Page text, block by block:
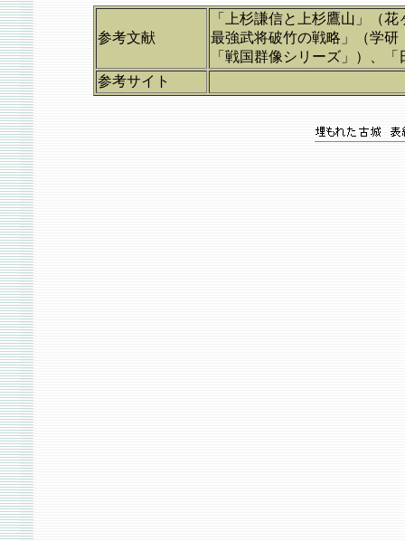
参考文献
「上杉謙信と上杉鷹山」（
最強武将破竹の戦略」（学
「戦国群像シリーズ」）、
参考サイト